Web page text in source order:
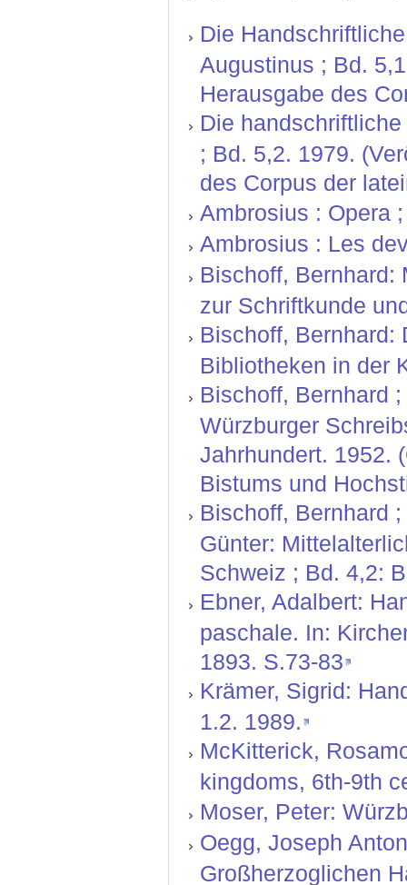
Die
Augustinus ; Bd.
Herausgabe des
Die
; Bd. 5,2. 1979.
des Corpus der
Ambrosius : Opera
Ambrosius : Les
Bischoff, Bernhard:
zur Schriftkunde
Bischoff, Bernhard:
Bibliotheken in der
Bischoff, Bernhard
Würzburger
Jahrhundert. 1952.
Bistums und
Bischoff, Bernhard
Günter:
Schweiz ; Bd. 4,2:
Ebner, Adalbert:
paschale. In:
1893. S.73-83
Krämer, Sigrid:
1.2. 1989.
McKitterick,
kingdoms, 6th-9th
Moser, Peter:
Oegg, Joseph
Großherzoglichen